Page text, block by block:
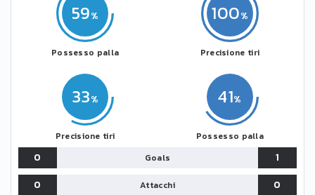
59
Possesso palla
33
Precisione tiri
41
Possesso palla
100
Precisione tiri
0 Goals
1
0
Attacchi 0